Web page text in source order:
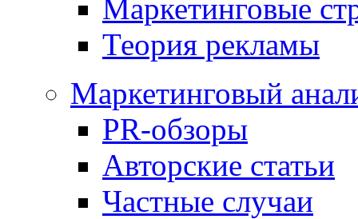
Маркетинговые
Теория рекламы
Маркетинговый
PR-обзоры
Авторские статьи
Частные случаи